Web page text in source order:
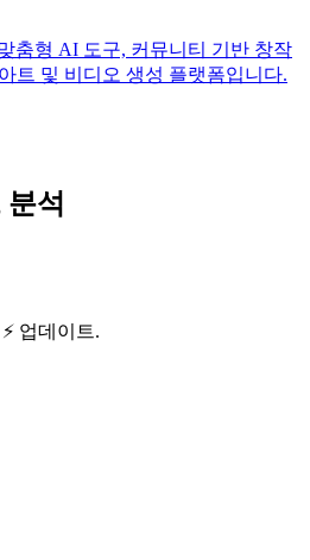
춤형 AI 도구, 커뮤니티 기반 창작
트 및 비디오 생성 플랫폼입니다.
석
업데이트.